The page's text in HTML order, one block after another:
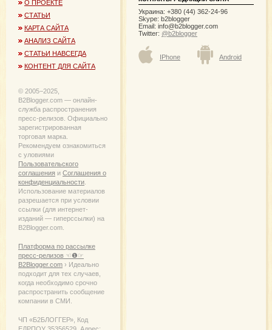
О ПРОЕКТЕ
СТАТЬИ
КАРТА САЙТА
АНАЛИЗ САЙТА
СТАТЬИ НАВСЕГДА
КОНТЕНТ ДЛЯ САЙТА
© 2005−2025,
B2Blogger.com — онлайн-
служба распространения
пресс-релизов. Официально
зарегистрированная
торговая марка.
Рекомендуем ознакомиться
с уловиями
Пользовательского
соглашения и Соглашения о
конфиденциальности.
Использование материалов
разрешается при условии
ссылки (для интернет-
изданий — гиперссылки) на
B2Blogger.com.
Платформа по рассылке
пресс-релизов ☜❶☞
B2Blogger.com › Идеально
подходит для тех случаев,
когда необходимо срочно
распространить сообщение
компании в СМИ.
ЧП «Б2БЛОГГЕР», Код
Украина: +380 (44) 362-24-96
Skype: b2blogger
Email: info@b2blogger.com
Twitter: @b2blogger
IPhone Android